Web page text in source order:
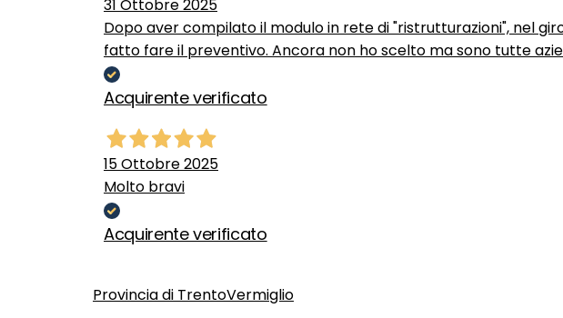
31 Ottobre 2025
Dopo aver compilato il modulo in rete di "ristrutturazioni", nel
fatto fare il preventivo. Ancora non ho scelto ma sono tutte
Acquirente verificato
15 Ottobre 2025
Molto bravi
Acquirente verificato
Provincia di TrentoVermiglio